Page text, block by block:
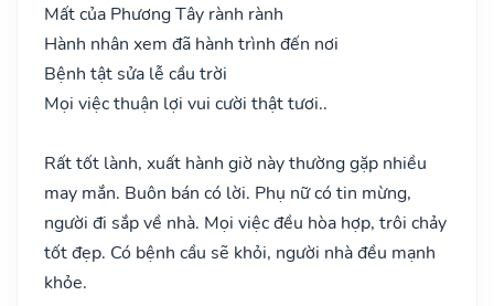
Mất của Phương Tây rành rành
Hành nhân xem đã hành trình đến nơi
Bệnh tật sửa lễ cầu trời
Mọi việc thuận lợi vui cười thật tươi..
Rất tốt lành, xuất hành giờ này thường gặp nhiều
may mắn. Buôn bán có lời. Phụ nữ có tin mừng,
người đi sắp về nhà. Mọi việc đều hòa hợp, trôi chảy
tốt đẹp. Có bệnh cầu sẽ khỏi, người nhà đều mạnh
khỏe.